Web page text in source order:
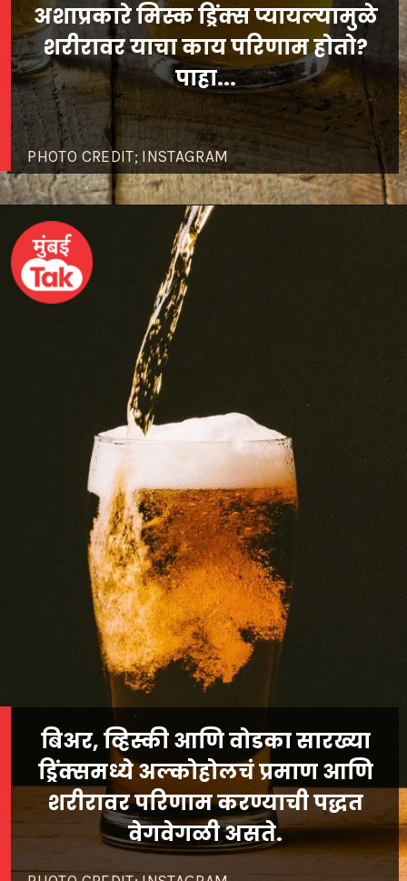
PHOTO CREDIT; INSTAGRAM
अशाप्रकारे मिस्क ड्रिंक्स प्यायल्यामुळे
शरीरावर याचा काय परिणाम होतो?
पाहा...
बिअर, व्हिस्की आणि वोडका सारख्या
ड्रिंक्समध्ये अल्कोहोलचं प्रमाण आणि
शरीरावर परिणाम करण्याची पद्धत
वेगवेगळी असते.